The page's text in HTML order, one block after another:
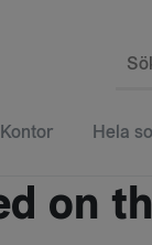
Kontor Hela
on